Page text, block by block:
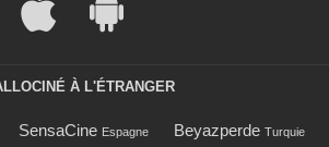
À L'ÉTRANGER
SensaCine Espagne Beyazperde Turquie